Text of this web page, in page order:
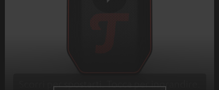
Scorri per spostarti. Tocca per ingrandire.
Tap to zoom